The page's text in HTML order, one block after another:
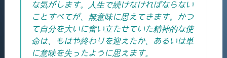
な気がします。人生で続けなければならない
ことすべてが、無意味に思えてきます。
かつ
て自分を大いに奮い立たせていた精神的な使
命は、もはや終わりを迎えたか、あるいは単
に意味を失ったように思えます。